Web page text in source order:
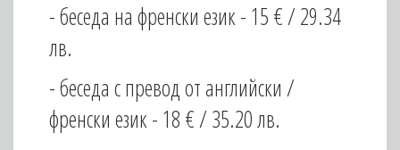
- беседа на френски език - 15 € / 29.34
лв.
- беседа с превод от английски /
френски език - 18 € / 35.20 лв.